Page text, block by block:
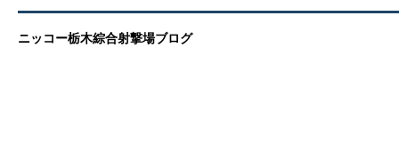
ニッコー栃木綜合射撃場ブログ